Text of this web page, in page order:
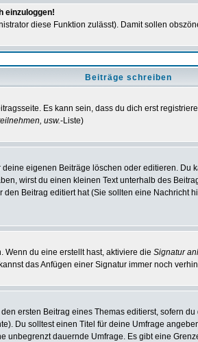
einzuloggen!
diese Funktion zulässt). Damit sollen
Beiträge schreiben
Es kann sein, dass du dich erst
usw.-Liste)
eigenen Beiträge löschen oder editieren.
wirst du einen kleinen Text unterhalb des
Beitrag editiert hat (Sie sollten eine
Wenn du eine erstellt hast, aktiviere die Signatur
das Anfügen einer Signatur immer noch
ersten Beitrag eines Themas editierst, sofern
Du solltest einen Titel für deine Umfrage
unbegrenzt dauernde Umfrage. Es gibt eine